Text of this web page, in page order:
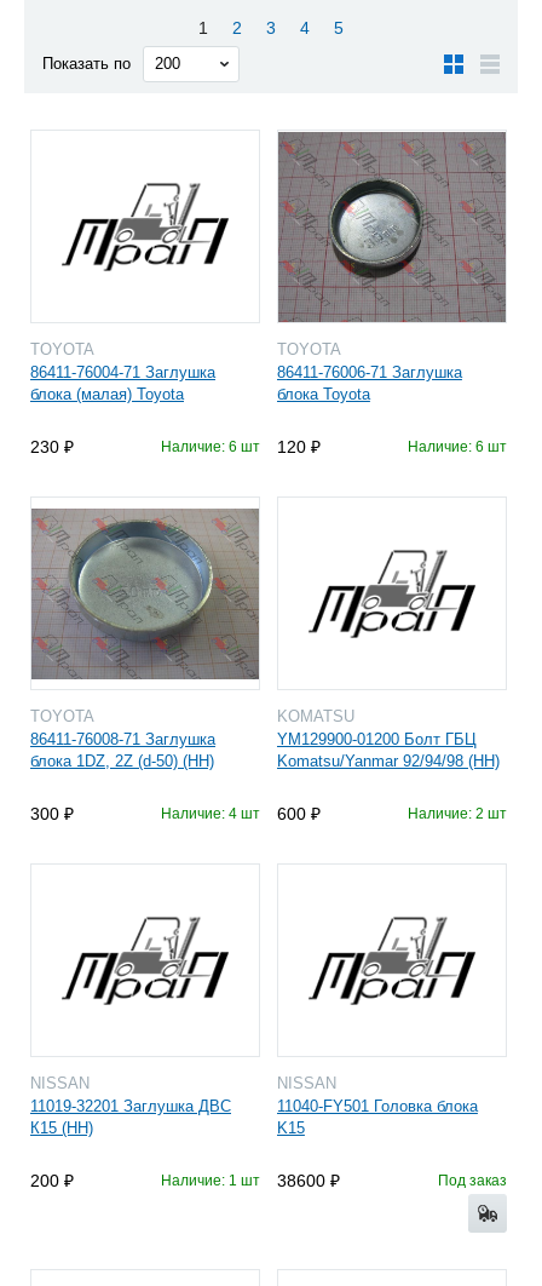
1 2 3 4 5
Показать по
TOYOTA
86411-76004-71 Заглушка
блока (малая) Toyota
230 Наличие: 6 шт
TOYOTA
86411-76006-71 Заглушка
блока Toyota
120 Наличие: 6 шт
TOYOTA
86411-76008-71 Заглушка
блока 1DZ, 2Z (d-50) (HH)
300 Наличие: 4 шт
KOMATSU
YM129900-01200 Болт ГБЦ
Komatsu/Yanmar 92/94/98 (HH)
600 Наличие: 2 шт
NISSAN
11019-32201 Заглушка ДВС
К15 (НН)
200 Наличие: 1 шт
NISSAN
11040-FY501 Головка блока
K15
38600 Под заказ